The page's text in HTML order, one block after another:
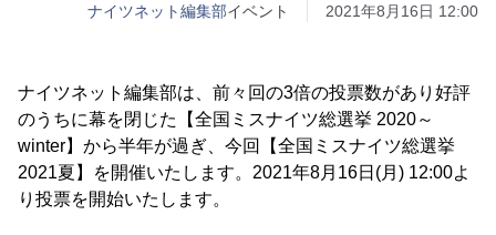
ナイツネット編集部イベント 2021年8月16日 12:00
ナイツネット編集部は、前々回の3倍の投票数があり好評
のうちに幕を閉じた【全国ミスナイツ総選挙 2020～
winter】から半年が過ぎ、今回【全国ミスナイツ総選挙
2021夏】を開催いたします。2021年8月16日(月) 12:00よ
り投票を開始いたします。